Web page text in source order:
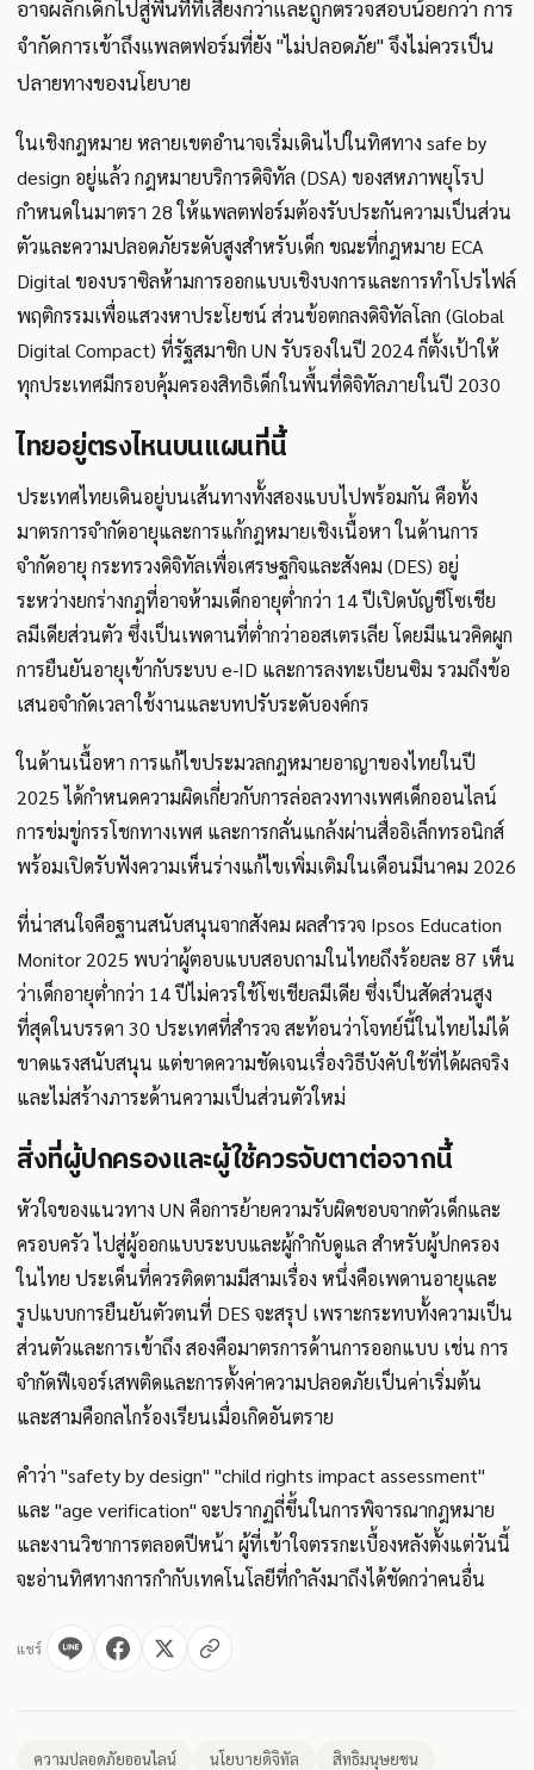
อาจผลักเด็กไปสู่พื้นที่ที่เสี่ยงกว่าและถูกตรวจสอบน้อยกว่า การ
จำกัดการเข้าถึงแพลตฟอร์มที่ยัง "ไม่ปลอดภัย" จึงไม่ควรเป็น
ปลายทางของนโยบาย
ในเชิงกฎหมาย หลายเขตอำนาจเริ่มเดินไปในทิศทาง safe by
design อยู่แล้ว กฎหมายบริการดิจิทัล (DSA) ของสหภาพยุโรป
กำหนดในมาตรา 28 ให้แพลตฟอร์มต้องรับประกันความเป็นส่วน
ตัวและความปลอดภัยระดับสูงสำหรับเด็ก ขณะที่กฎหมาย ECA
Digital ของบราซิลห้ามการออกแบบเชิงบงการและการทำโปรไฟล์
พฤติกรรมเพื่อแสวงหาประโยชน์ ส่วนข้อตกลงดิจิทัลโลก (Global
Digital Compact) ที่รัฐสมาชิก UN รับรองในปี 2024 ก็ตั้งเป้าให้
ทุกประเทศมีกรอบคุ้มครองสิทธิเด็กในพื้นที่ดิจิทัลภายในปี 2030
ไทยอยู่ตรงไหนบนแผนที่นี้
ประเทศไทยเดินอยู่บนเส้นทางทั้งสองแบบไปพร้อมกัน คือทั้ง
มาตรการจำกัดอายุและการแก้กฎหมายเชิงเนื้อหา ในด้านการ
จำกัดอายุ กระทรวงดิจิทัลเพื่อเศรษฐกิจและสังคม (DES) อยู่
ระหว่างยกร่างกฎที่อาจห้ามเด็กอายุต่ำกว่า 14 ปีเปิดบัญชีโซเชีย
ลมีเดียส่วนตัว ซึ่งเป็นเพดานที่ต่ำกว่าออสเตรเลีย โดยมีแนวคิดผูก
การยืนยันอายุเข้ากับระบบ e-ID และการลงทะเบียนซิม รวมถึงข้อ
เสนอจำกัดเวลาใช้งานและบทปรับระดับองค์กร
ในด้านเนื้อหา การแก้ไขประมวลกฎหมายอาญาของไทยในปี
2025 ได้กำหนดความผิดเกี่ยวกับการล่อลวงทางเพศเด็กออนไลน์
การข่มขู่กรรโชกทางเพศ และการกลั่นแกล้งผ่านสื่ออิเล็กทรอนิกส์
พร้อมเปิดรับฟังความเห็นร่างแก้ไขเพิ่มเติมในเดือนมีนาคม 2026
ที่น่าสนใจคือฐานสนับสนุนจากสังคม ผลสำรวจ Ipsos Education
Monitor 2025 พบว่าผู้ตอบแบบสอบถามในไทยถึงร้อยละ 87 เห็น
ว่าเด็กอายุต่ำกว่า 14 ปีไม่ควรใช้โซเชียลมีเดีย ซึ่งเป็นสัดส่วนสูง
ที่สุดในบรรดา 30 ประเทศที่สำรวจ สะท้อนว่าโจทย์นี้ในไทยไม่ได้
ขาดแรงสนับสนุน แต่ขาดความชัดเจนเรื่องวิธีบังคับใช้ที่ได้ผลจริง
และไม่สร้างภาระด้านความเป็นส่วนตัวใหม่
สิ่งที่ผู้ปกครองและผู้ใช้ควรจับตาต่อจากนี้
หัวใจของแนวทาง UN คือการย้ายความรับผิดชอบจากตัวเด็กและ
ครอบครัว ไปสู่ผู้ออกแบบระบบและผู้กำกับดูแล สำหรับผู้ปกครอง
ในไทย ประเด็นที่ควรติดตามมีสามเรื่อง หนึ่งคือเพดานอายุและ
รูปแบบการยืนยันตัวตนที่ DES จะสรุป เพราะกระทบทั้งความเป็น
ส่วนตัวและการเข้าถึง สองคือมาตรการด้านการออกแบบ เช่น การ
จำกัดฟีเจอร์เสพติดและการตั้งค่าความปลอดภัยเป็นค่าเริ่มต้น
และสามคือกลไกร้องเรียนเมื่อเกิดอันตราย
คำว่า "safety by design" "child rights impact assessment"
และ "age verification" จะปรากฏถี่ขึ้นในการพิจารณากฎหมาย
และงานวิชาการตลอดปีหน้า ผู้ที่เข้าใจตรรกะเบื้องหลังตั้งแต่วันนี้
จะอ่านทิศทางการกำกับเทคโนโลยีที่กำลังมาถึงได้ชัดกว่าคนอื่น
แชร์
ความปลอดภัยออนไลน์ นโยบายดิจิทัล
สิทธิมนุษยชน